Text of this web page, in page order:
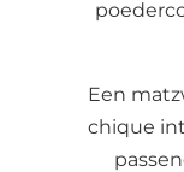
Een
chique